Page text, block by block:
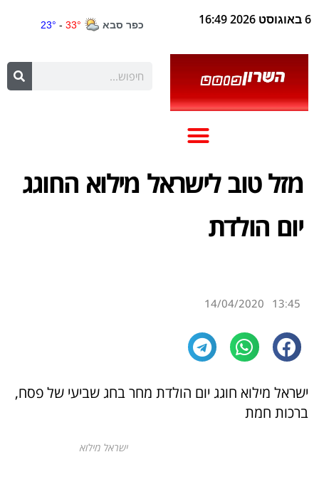
6 באוגוסט 2026 16:49
מזל טוב לישראל מילוא החוגג
יום הולדת
13:45
14/04/2020
ישראל מילוא חוגג יום הולדת מחר בחג שביעי של פסח,
ברכות חמת
ישראל מילוא